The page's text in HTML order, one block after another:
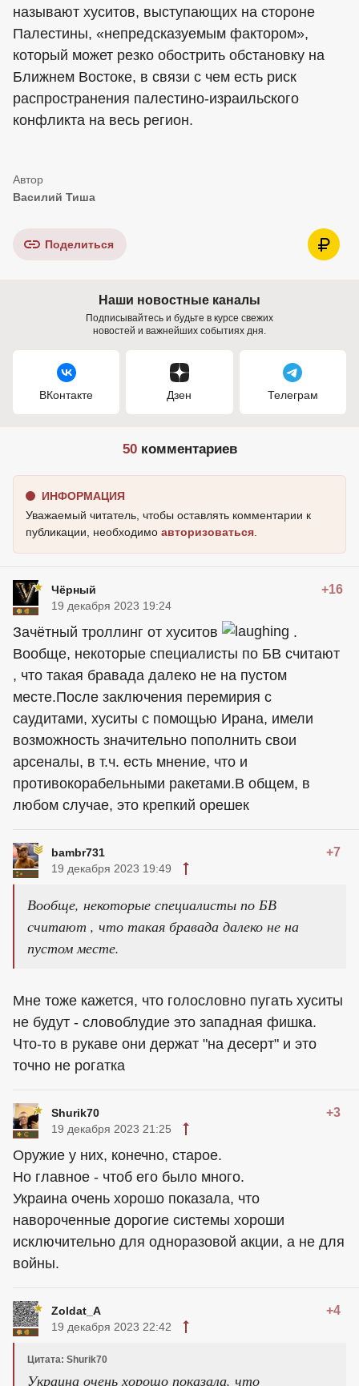
называют хуситов, выступающих на стороне
Палестины, «непредсказуемым фактором»,
который может резко обострить обстановку на
Ближнем Востоке, в связи с чем есть риск
распространения палестино-израильского
конфликта на весь регион.
Василий Тиша
Поделиться
Наши новостные каналы
Подписывайтесь и будьте в курсе свежих
новостей и важнейших событиях дня.
ВКонтакте Дзен Телеграм
50комментариев
ИНФОРМАЦИЯ
Уважаемый читатель, чтобы оставлять комментарии к
публикации, необходимо авторизоваться
Чёрный +16
19 декабря 2023 19:24
Зачётный троллинг от хуситов
.
Вообще, некоторые специалисты по БВ считают
, что такая бравада далеко не на пустом
месте.После заключения перемирия с
саудитами, хуситы с помощью Ирана, имели
возможность значительно пополнить свои
арсеналы, в т.ч. есть мнение, что и
противокорабельными ракетами.В общем, в
любом случае, это крепкий орешек
bambr731 +7
19 декабря 2023 19:49
Вообще, некоторые специалисты по БВ
считают , что такая бравада далеко не на
пустом месте.
Мне тоже кажется, что голословно пугать хуситы
не будут - словоблудие это западная фишка.
Что-то в рукаве они держат "на десерт" и это
точно не рогатка
Shurik70 +3
19 декабря 2023 21:25
Оружие у них, конечно, старое.
Но главное - чтоб его было много.
Украина очень хорошо показала, что
навороченные дорогие системы хороши
исключительно для одноразовой акции, а не для
войны.
Zoldat_A +4
19 декабря 2023 22:42
Цитата: Shurik70
Украина очень хорошо показала, что